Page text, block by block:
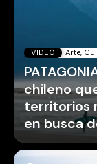
VIDEO Arte,
chileno
territorios
en busca